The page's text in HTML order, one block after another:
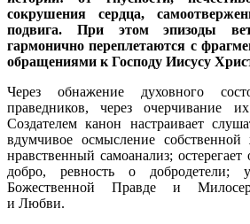
сокрушения сердца,
подвига. При этом эпизоды
гармонично переплетаются с
обращениями к Господу Иисусу
Через обнажение духовного
праведников, через очерчивание
Создателем канон настраивает
вдумчивое осмысление
нравственный самоанализ; остерегает
добро, ревность о добродетели;
Божественной Правде и
и Любви.